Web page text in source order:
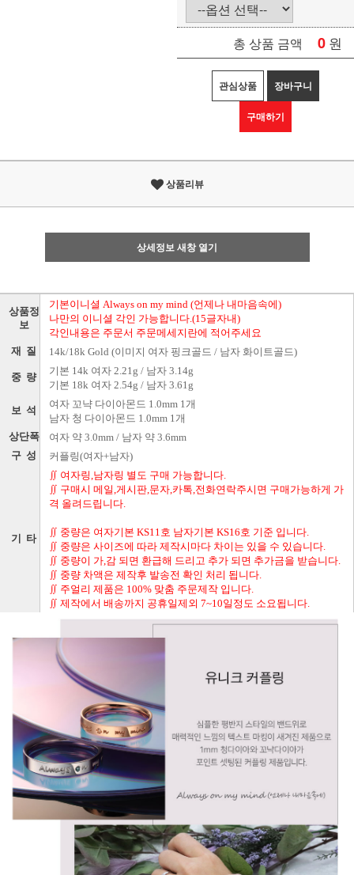
총 상품 금액 0 원
관심상품 장바구니
구매하기
상품리뷰
상세정보 새창 열기
상품정
보
기본이니셜 Always on my mind (언제나 내마음속에)
나만의 이니셜 각인 가능합니다.(15글자내)
각인내용은 주문서 주문메세지란에 적어주세요
재 질 14k/18k Gold (이미지 여자 핑크골드 / 남자 화이트골드)
중 량
기본 14k 여자 2.21g / 남자 3.14g
기본 18k 여자 2.54g / 남자 3.61g
보 석
여자 꼬냑 다이아몬드 1.0mm 1개
남자 청 다이아몬드 1.0mm 1개
상단폭 여자 약 3.0mm / 남자 약 3.6mm
구 성 커플링(여자+남자)
기 타
∬ 여자링,남자링 별도 구매 가능합니다.
∬ 구매시 메일,게시판,문자,카톡,전화연락주시면 구매가능하게 가
격 올려드립니다.
∬ 중량은 여자기본 KS11호 남자기본 KS16호 기준 입니다.
∬ 중량은 사이즈에 따라 제작시마다 차이는 있을 수 있습니다.
∬ 중량이 가,감 되면 환급해 드리고 추가 되면 추가금을 받습니다.
∬ 중량 차액은 제작후 발송전 확인 처리 됩니다.
∬ 주얼리 제품은 100% 맞춤 주문제작 입니다.
∬ 제작에서 배송까지 공휴일제외 7~10일정도 소요됩니다.